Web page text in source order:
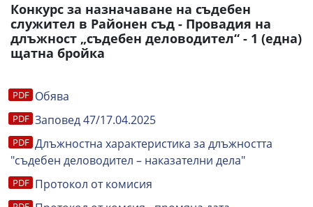
Конкурс за назначаване на съдебен
служител в Районен съд - Провадия на
длъжност „съдебен деловодител“ - 1 (една)
щатна бройка
Обява
Заповед 47/17.04.2025
Длъжностна характеристика за длъжността
"съдебен деловодител – наказателни дела"
Протокол от комисия